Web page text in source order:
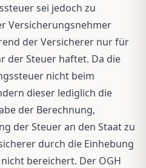
sei jedoch zu
Versicherungsnehmer
der Versicherer nur für
der Steuer haftet. Da die
nicht beim
dieser lediglich die
der Berechnung,
der Steuer an den Staat zu
durch die Einhebung
bereichert. Der OGH